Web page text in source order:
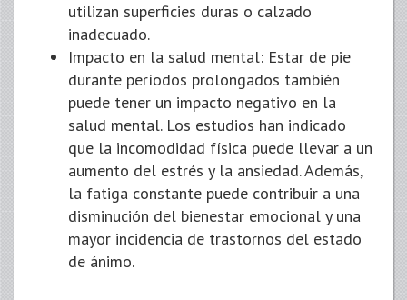
utilizan superficies duras o calzado
inadecuado.
Impacto en la salud mental: Estar de pie
durante períodos prolongados también
puede tener un impacto negativo en la
salud mental. Los estudios han indicado
que la incomodidad física puede llevar a un
aumento del estrés y la ansiedad. Además,
la fatiga constante puede contribuir a una
disminución del bienestar emocional y una
mayor incidencia de trastornos del estado
de ánimo.